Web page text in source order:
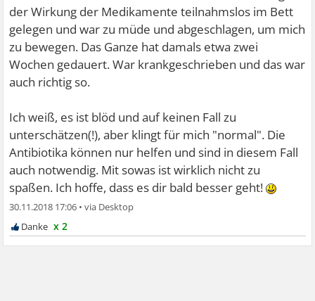
der Wirkung der Medikamente teilnahmslos im Bett
gelegen und war zu müde und abgeschlagen, um mich
zu bewegen. Das Ganze hat damals etwa zwei
Wochen gedauert. War krankgeschrieben und das war
auch richtig so.
Ich weiß, es ist blöd und auf keinen Fall zu
unterschätzen(!), aber klingt für mich "normal". Die
Antibiotika können nur helfen und sind in diesem Fall
auch notwendig. Mit sowas ist wirklich nicht zu
spaßen. Ich hoffe, dass es dir bald besser geht!
30.11.2018 17:06 •
x 2